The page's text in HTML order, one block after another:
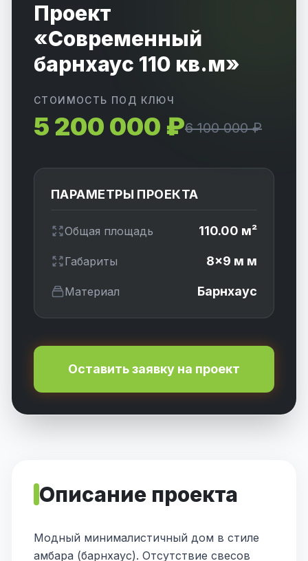
Проект
«Современный
барнхаус 110 кв.м»
СТОИМОСТЬ ПОД КЛЮЧ
5 200 000 ₽6 100 000 ₽
ПАРАМЕТРЫ ПРОЕКТА
Общая площадь 110.00 м²
Габариты 8×9 м м
Материал Барнхаус
Оставить заявку на проект
Описание проекта
Модный минималистичный дом в стиле
амбара (барнхаус). Отсутствие свесов